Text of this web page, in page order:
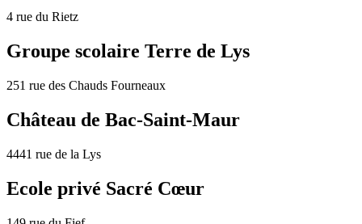
4 rue du Rietz
Groupe scolaire Terre de Lys
251 rue des Chauds Fourneaux
Château de Bac-Saint-Maur
4441 rue de la Lys
Ecole privé Sacré Cœur